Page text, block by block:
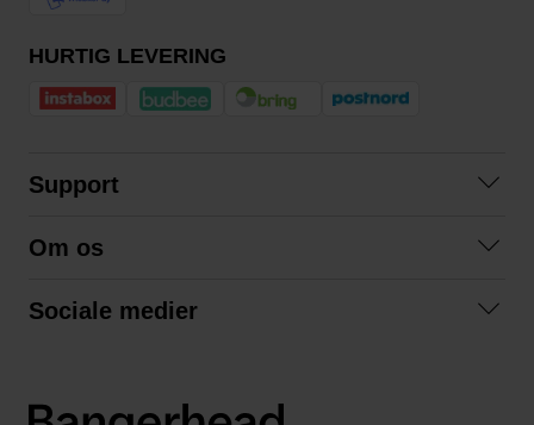
HURTIG LEVERING
Support
Betingelser
Om os
Sociale medier